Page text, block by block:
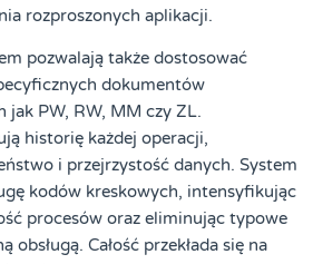
rozproszonych aplikacji.
pozwalają także dostosować
dokumentów
jak PW, RW, MM czy ZL.
historię każdej operacji,
i przejrzystość danych. System
kodów kreskowych, intensyfikując
procesów oraz eliminując typowe
obsługą. Całość przekłada się na